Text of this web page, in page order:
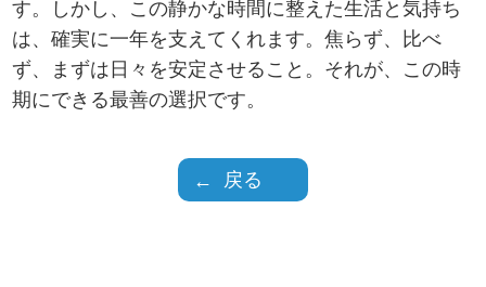
す。しかし、この静かな時間に整えた生活と気持ち
は、確実に一年を支えてくれます。焦らず、比べ
ず、まずは日々を安定させること。それが、この時
期にできる最善の選択です。
戻る